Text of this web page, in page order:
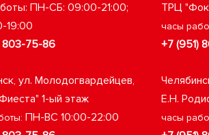
ПН-СБ: 09:00-21:00;
19:00
803-75-86
ул. Молодогвардейцев,
1-ый этаж
ПН-ВС 10:00-22:00
ТРЦ
часы
+7 (951)
Е.Н.
часы